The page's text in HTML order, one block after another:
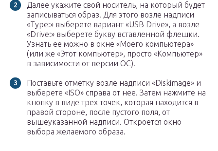
Далее укажите свой носитель, на который будет
записываться образ. Для этого возле надписи
«Type:» выберете вариант «USB Drive», а возле
«Drive:» выберете букву вставленной флешки.
Узнать ее можно в окне «Моего компьютера»
(или же «Этот компьютер», просто «Компьютер»
в зависимости от версии ОС).
Поставьте отметку возле надписи «Diskimage» и
выберете «ISO» справа от нее. Затем нажмите на
кнопку в виде трех точек, которая находится в
правой стороне, после пустого поля, от
вышеуказанной надписи. Откроется окно
выбора желаемого образа.